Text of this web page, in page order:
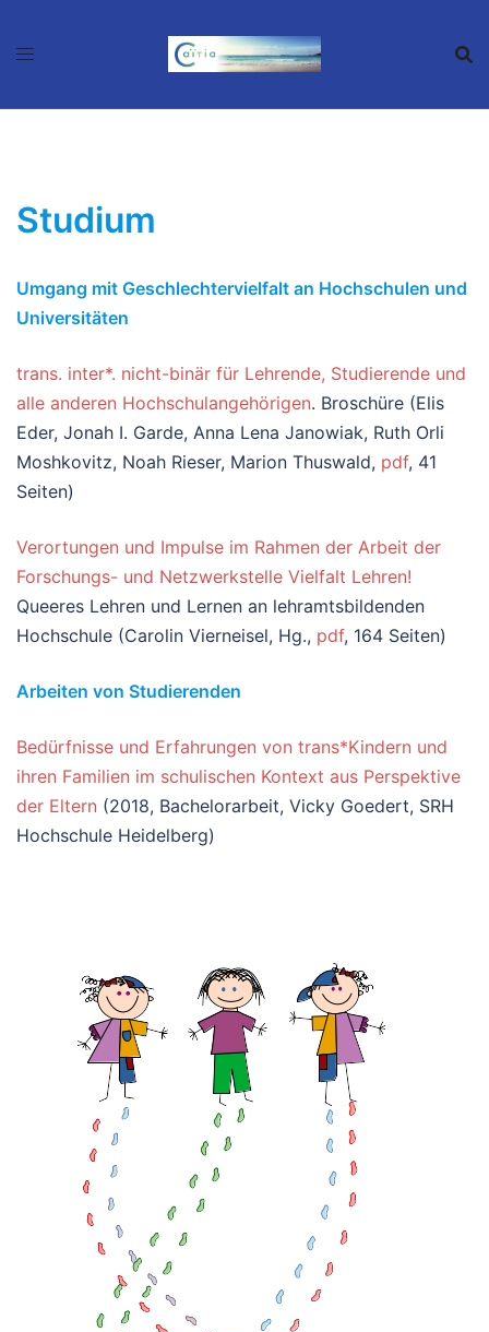
Inhalt
Studium
Umgang mit Geschlechtervielfalt an Hochschulen und
Universitäten
trans. inter*. nicht-binär für Lehrende, Studierende und
alle anderen Hochschulangehörigen. Broschüre (Elis
Eder, Jonah I. Garde, Anna Lena Janowiak, Ruth Orli
Moshkovitz, Noah Rieser, Marion Thuswald, pdf, 41
Seiten)
Verortungen und Impulse im Rahmen der Arbeit der
Forschungs- und Netzwerkstelle Vielfalt Lehren!
Queeres Lehren und Lernen an lehramtsbildenden
Hochschule (Carolin Vierneisel, Hg., pdf, 164 Seiten)
Arbeiten von Studierenden
Bedürfnisse und Erfahrungen von trans*Kindern und
ihren Familien im schulischen Kontext aus Perspektive
der Eltern (2018, Bachelorarbeit, Vicky Goedert, SRH
Hochschule Heidelberg)